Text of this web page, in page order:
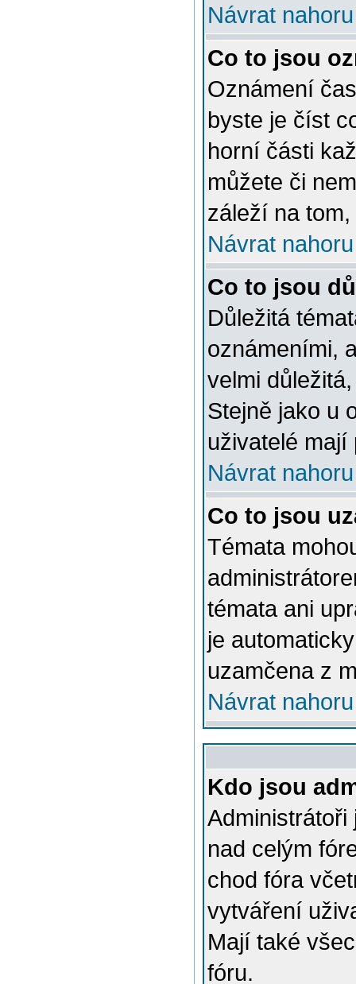
Návrat nahoru
Co to jsou
Oznámení
byste je číst
horní části
můžete či
záleží na
Návrat nahoru
Co to jsou
Důležitá
oznámeními,
velmi
Stejně jako u
uživatelé mají
Návrat nahoru
Co to jsou
Témata
témata ani
je
uzamčena z
Návrat nahoru
Kdo jsou
nad celým
chod fóra
vytváření
Mají také
fóru.